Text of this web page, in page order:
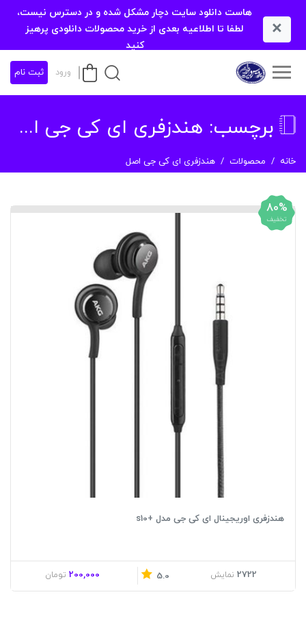
×
هاست دانلود سایت دچار مشکل شده و در دسترس نیست،
لطفا تا اطلاعیه بعدی از خرید محصولات دانلودی پرهیز
کنید
ورود ثبت نام
برچسب: هندزفری ای کی جی اصل
خانه محصولات هندزفری ای کی جی اصل
80%
تخفیف
هندزفری اوریجینال ای کی جی مدل +s10
2722 نمایش 5.0
200,000 تومان